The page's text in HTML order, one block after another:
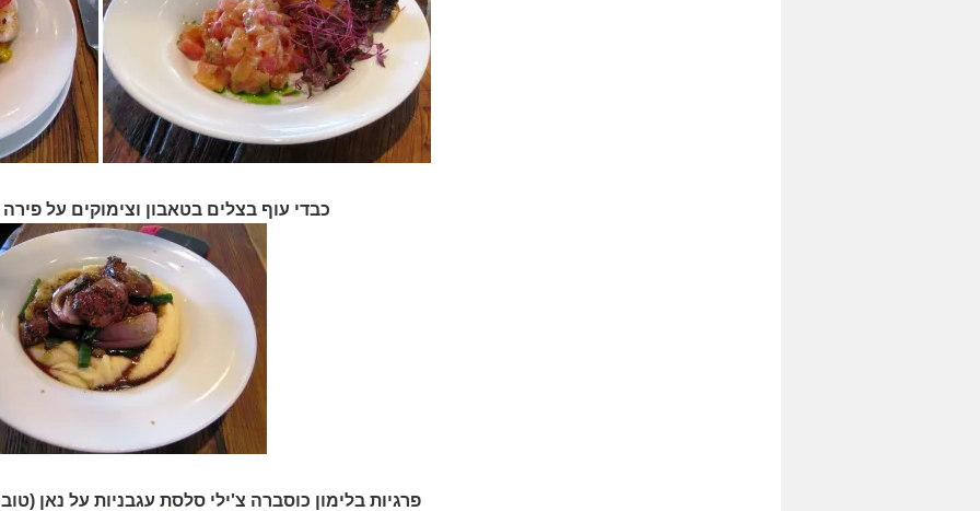
כבדי עוף בצלים בטאבון וצימוקים על פירה (פירה 3
פרגיות בלימון כוסברה צ'ילי סלסת עגבניות על נאן